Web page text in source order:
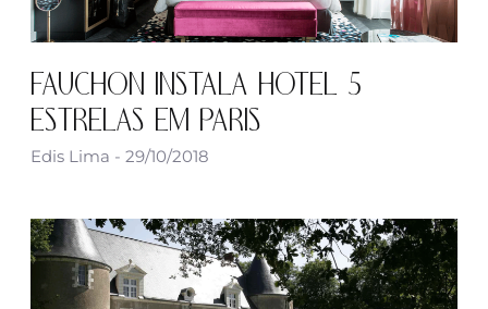
FAUCHON INSTALA HOTEL 5
ESTRELAS EM PARIS
Edis Lima 29/10/2018